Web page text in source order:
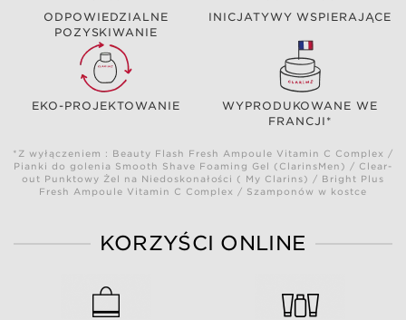
ODPOWIEDZIALNE
POZYSKIWANIE
INICJATYWY WSPIERAJĄCE
EKO-PROJEKTOWANIE
WYPRODUKOWANE WE
FRANCJI*
*Z wyłączeniem : Beauty Flash Fresh Ampoule Vitamin C Complex /
Pianki do golenia Smooth Shave Foaming Gel (ClarinsMen) / Clear-
out Punktowy Żel na Niedoskonałości ( My Clarins) / Bright Plus
Fresh Ampoule Vitamin C Complex / Szamponów w kostce
KORZYŚCI ONLINE